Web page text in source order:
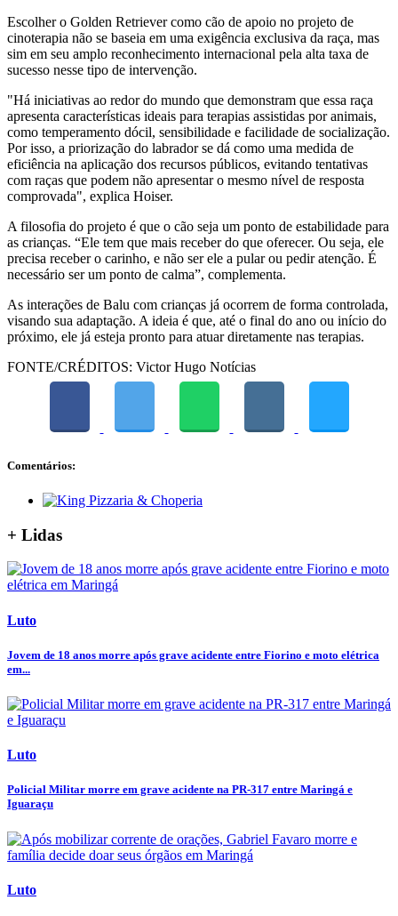
Escolher o Golden Retriever como cão de apoio no projeto de
cinoterapia não se baseia em uma exigência exclusiva da raça, mas
sim em seu amplo reconhecimento internacional pela alta taxa de
sucesso nesse tipo de intervenção.
"Há iniciativas ao redor do mundo que demonstram que essa raça
apresenta características ideais para terapias assistidas por animais,
como temperamento dócil, sensibilidade e facilidade de socialização.
Por isso, a priorização do labrador se dá como uma medida de
eficiência na aplicação dos recursos públicos, evitando tentativas
com raças que podem não apresentar o mesmo nível de resposta
comprovada", explica Hoiser.
A filosofia do projeto é que o cão seja um ponto de estabilidade para
as crianças. “Ele tem que mais receber do que oferecer. Ou seja, ele
precisa receber o carinho, e não ser ele a pular ou pedir atenção. É
necessário ser um ponto de calma”, complementa.
As interações de Balu com crianças já ocorrem de forma controlada,
visando sua adaptação. A ideia é que, até o final do ano ou início do
próximo, ele já esteja pronto para atuar diretamente nas terapias.
FONTE/CRÉDITOS: Victor Hugo Notícias
Comentários:
+ Lidas
Luto
Jovem de 18 anos morre após grave acidente entre Fiorino e moto elétrica
em...
Luto
Policial Militar morre em grave acidente na PR-317 entre Maringá e
Iguaraçu
Luto